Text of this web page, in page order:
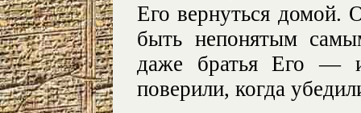
Его вернуться домой.
быть непонятым
даже братья Его —
поверили, когда